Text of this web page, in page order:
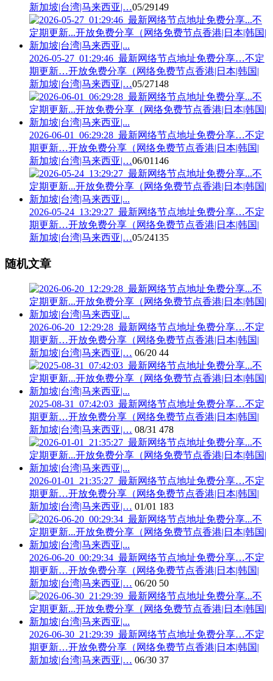
新加坡|台湾|马来西亚|…05/29149
2026-05-27_01:29:46_最新网络节点地址免费分享…不定
期更新…开放免费分享（网络免费节点香港|日本|韩国|
新加坡|台湾|马来西亚|…05/27148
2026-06-01_06:29:28_最新网络节点地址免费分享…不定
期更新…开放免费分享（网络免费节点香港|日本|韩国|
新加坡|台湾|马来西亚|…06/01 146
2026-05-24_13:29:27_最新网络节点地址免费分享…不定
期更新…开放免费分享（网络免费节点香港|日本|韩国|
新加坡|台湾|马来西亚|…05/24135
随机文章
2026-06-20_12:29:28_最新网络节点地址免费分享…不定
期更新…开放免费分享（网络免费节点香港|日本|韩国|
新加坡|台湾|马来西亚|… 06/20 44
2025-08-31_07:42:03_最新网络节点地址免费分享…不定
期更新…开放免费分享（网络免费节点香港|日本|韩国|
新加坡|台湾|马来西亚|… 08/31 478
2026-01-01_21:35:27_最新网络节点地址免费分享…不定
期更新…开放免费分享（网络免费节点香港|日本|韩国|
新加坡|台湾|马来西亚|… 01/01 183
2026-06-20_00:29:34_最新网络节点地址免费分享…不定
期更新…开放免费分享（网络免费节点香港|日本|韩国|
新加坡|台湾|马来西亚|… 06/20 50
2026-06-30_21:29:39_最新网络节点地址免费分享…不定
期更新…开放免费分享（网络免费节点香港|日本|韩国|
新加坡|台湾|马来西亚|… 06/30 37